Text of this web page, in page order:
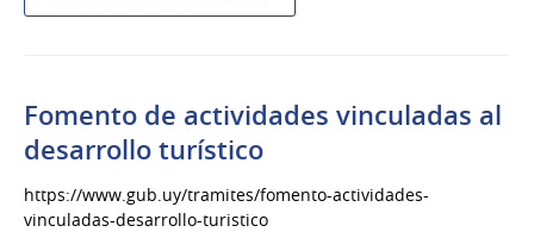
Emisión
de
Inscripción
Fomento de actividades vinculadas al
desarrollo turístico
https://www.gub.uy/tramites/fomento-actividades-
vinculadas-desarrollo-turistico